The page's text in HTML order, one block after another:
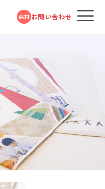
無料 お問い合わせ
子さまや発達が気に
・幼児教室です。受給
にご利用いただけます。
いる福祉サービスで
験受付中
る
除く